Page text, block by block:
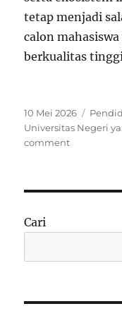
tetap menjadi
calon
berkualitas
P
o
s
n
10 Mei 2026
C
a
e
Universitas Negeri
commento
F
k
T
Cari